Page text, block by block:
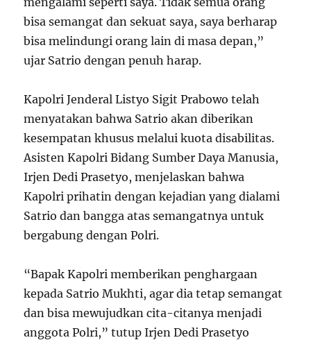
bisa semangat dan sekuat saya, saya berharap
bisa melindungi orang lain di masa depan,”
ujar Satrio dengan penuh harap.
Kapolri Jenderal Listyo Sigit Prabowo telah
menyatakan bahwa Satrio akan diberikan
kesempatan khusus melalui kuota disabilitas.
Asisten Kapolri Bidang Sumber Daya Manusia,
Irjen Dedi Prasetyo, menjelaskan bahwa
Kapolri prihatin dengan kejadian yang dialami
Satrio dan bangga atas semangatnya untuk
bergabung dengan Polri.
“Bapak Kapolri memberikan penghargaan
kepada Satrio Mukhti, agar dia tetap semangat
dan bisa mewujudkan cita-citanya menjadi
anggota Polri,” tutup Irjen Dedi Prasetyo